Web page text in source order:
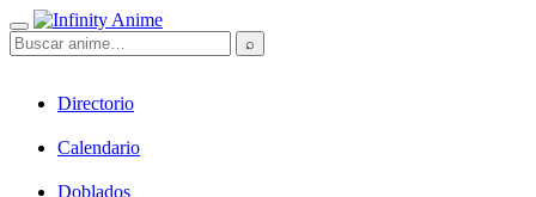
⌕
Directorio
Calendario
Doblados